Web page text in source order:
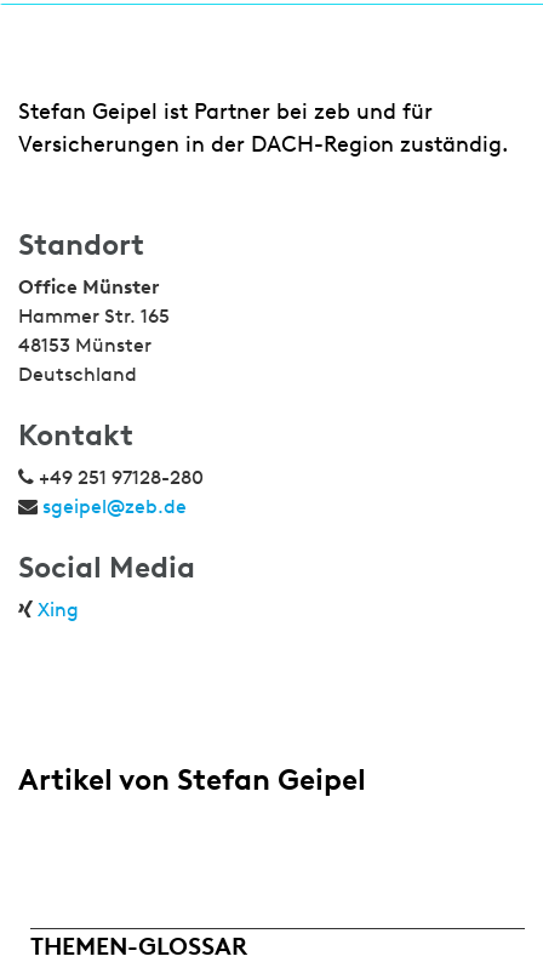
Stefan Geipel ist Partner bei zeb und für
Versicherungen in der DACH-Region zuständig.
Standort
Office Münster
Hammer Str. 165
48153 Münster
Deutschland
Kontakt
+49 251 97128-280
sgeipel@zeb.de
Social Media
Xing
Artikel von Stefan Geipel
THEMEN-GLOSSAR